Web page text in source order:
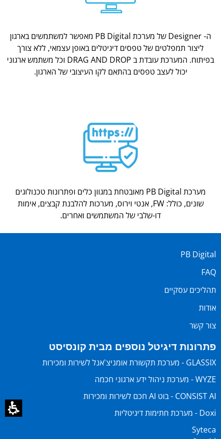
ה- Designer של מערכת PB Digital מאפשר למשתמשים בארגון
ליצור תמפלטים של טפסים דיגיטלים באופן עצמאי, ללא צורך
בפיתוח. המערכת עובדת ב DRAG AND DROP וכל משתמש ארגוני
יכול לעצב טפסים בהתאם לקו העיצובי של הארגון.
מערכת PB Digital מאובטחת במגוון כלים ופתרונות טכנולוגים
שונים, כולל: FW, אנטי וירוס, מערכות להלבנת קבצים, אימות
דו-שלבי של המשתמשים ואחרים.
PB Digital
FAQ
תהליכים עסקיים
אודות
צור קשר
פתרונות דיגיטל נוספים מבית קונסיסט
GLASSIX - מערכת תקשורת אומניצ'אנל לשירות ומכירות
WYZE - מערכת ניהול ידע ארגוני חכמה
CONSIST AI - בוט AI חכם לשירות ומכירות
Doxi - מערכת חתימות דיגיטליות
Syteca